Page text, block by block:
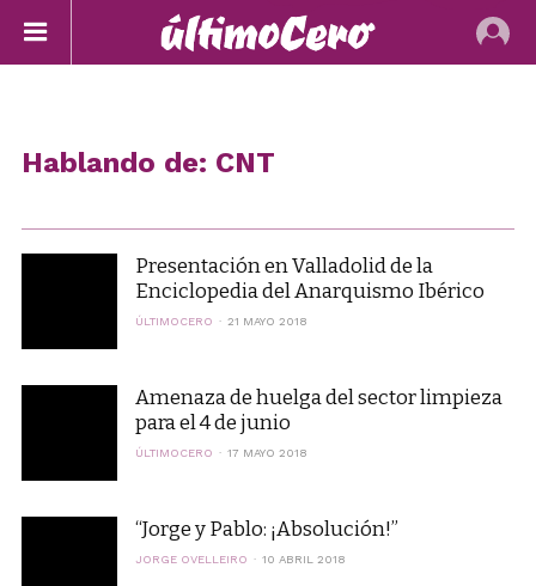
Hablando de: CNT
Presentación en Valladolid de la
Enciclopedia del Anarquismo Ibérico
ÚLTIMOCERO 21 MAYO 2018
Amenaza de huelga del sector limpieza
para el 4 de junio
ÚLTIMOCERO 17 MAYO 2018
“Jorge y Pablo: ¡Absolución!”
JORGE OVELLEIRO 10 ABRIL 2018